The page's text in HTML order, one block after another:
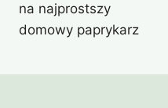
na najprostszy
domowy paprykarz